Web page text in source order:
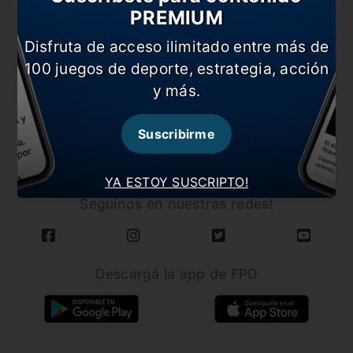
CARGAR MÁS NOTICIAS
Seguínos en nuestras redes!
YA ESTOY SUSCRIPTO!
PREMIUM
Disfruta de acceso ilimitado entre más de
100 juegos de deporte, estrategia, acción
y más.
Suscribirme